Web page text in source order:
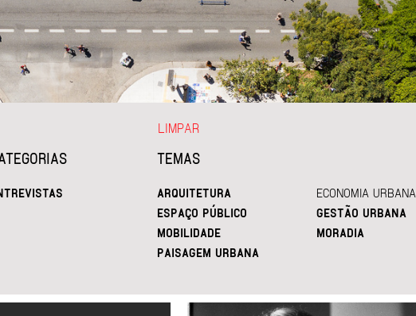
TEMAS
ARQUITETURA
ECONOMIA URBANA
ESPAÇO PÚBLICO
GESTÃO URBANA
MOBILIDADE
MORADIA
PAISAGEM URBANA
LIMPAR